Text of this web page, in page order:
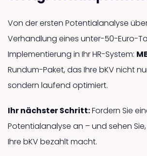
Von der ersten Potentialanalyse
Verhandlung eines unter-50-Euro-
Implementierung in Ihr HR-System:
Rundum-Paket, das Ihre bKV nicht
sondern laufend optimiert.
Ihr nächster Schritt:Fordern Sie
Potentialanalyse an – und sehen
Ihre bKV bezahlt macht.